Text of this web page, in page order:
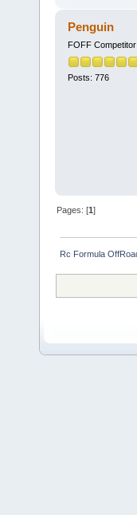
Penguin
FOFF Competitor
Posts: 776
Pages: [1]
Rc Formula